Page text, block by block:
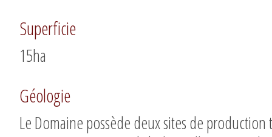
Superficie
15ha
Géologie
Le Domaine possède deux sites de